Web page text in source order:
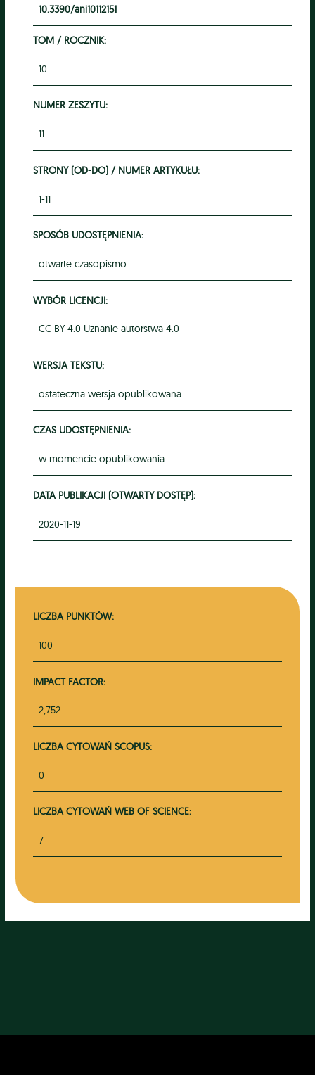
10.3390/ani10112151
TOM / ROCZNIK:
10
NUMER ZESZYTU:
11
STRONY (OD-DO) / NUMER ARTYKUŁU:
1-11
SPOSÓB UDOSTĘPNIENIA:
otwarte czasopismo
WYBÓR LICENCJI:
CC BY 4.0 Uznanie autorstwa 4.0
WERSJA TEKSTU:
ostateczna wersja opublikowana
CZAS UDOSTĘPNIENIA:
w momencie opublikowania
DATA PUBLIKACJI (OTWARTY DOSTĘP):
2020-11-19
LICZBA PUNKTÓW:
100
IMPACT FACTOR:
2,752
LICZBA CYTOWAŃ SCOPUS:
0
LICZBA CYTOWAŃ WEB OF SCIENCE:
7